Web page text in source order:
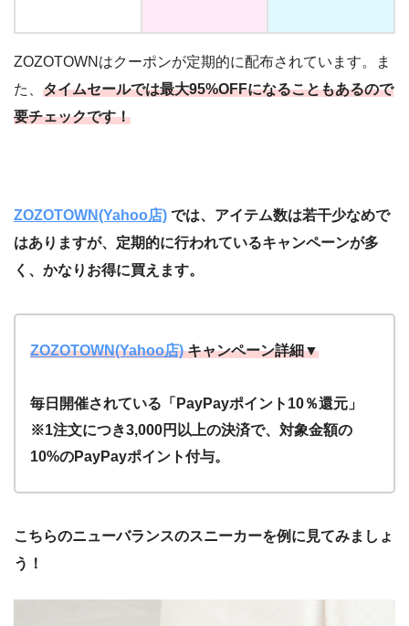
ZOZOTOWNはクーポンが定期的に配布されています。ま
た、 タイムセールでは最大95%OFFになることもあるので
要チェックです！
ZOZOTOWN(Yahoo店) では、アイテム数は若干少なめで
はありますが、定期的に行われているキャンペーンが多
く、かなりお得に買えます。
ZOZOTOWN(Yahoo店)キャンペーン詳細▼
毎日開催されている「PayPayポイント10％還元」
※1注文につき3,000円以上の決済で、対象金額の
10%のPayPayポイント付与。
こちらのニューバランスのスニーカーを例に見てみましょ
う！